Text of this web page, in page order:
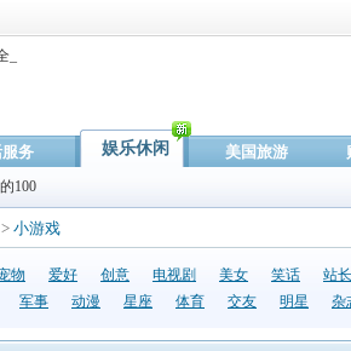
务 娱乐休闲 美国旅游
100
> 小游戏
物 爱好 创意 电视剧 美女 笑话
站长
军事 动漫 星座 体育 交友 明星 杂